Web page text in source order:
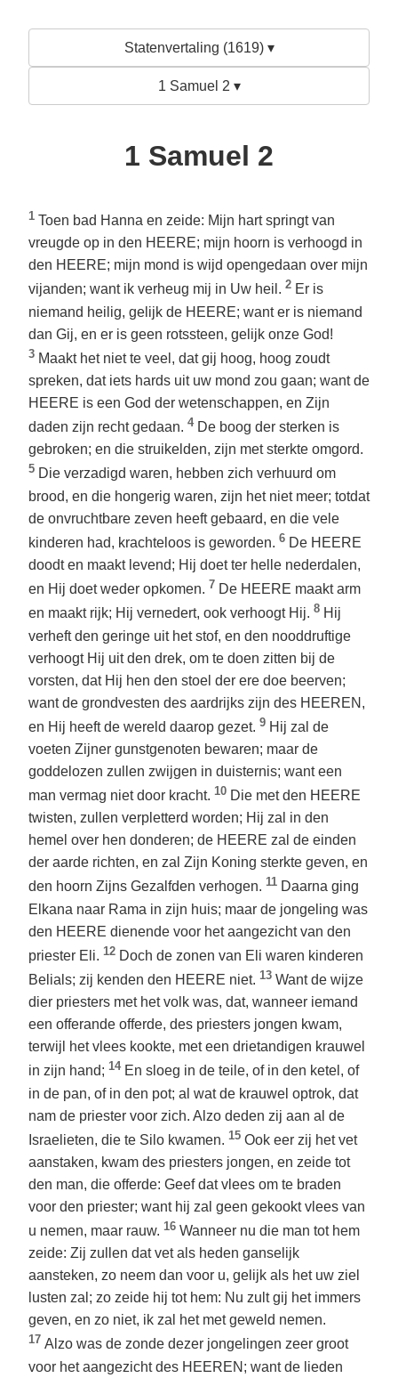
Statenvertaling (1619) ▾
1 Samuel 2 ▾
1 Samuel 2
1 Toen bad Hanna en zeide: Mijn hart springt van
vreugde op in den HEERE; mijn hoorn is verhoogd in
den HEERE; mijn mond is wijd opengedaan over mijn
vijanden; want ik verheug mij in Uw heil. 2 Er is
niemand heilig, gelijk de HEERE; want er is niemand
dan Gij, en er is geen rotssteen, gelijk onze God!
3 Maakt het niet te veel, dat gij hoog, hoog zoudt
spreken, dat iets hards uit uw mond zou gaan; want de
HEERE is een God der wetenschappen, en Zijn
daden zijn recht gedaan. 4 De boog der sterken is
gebroken; en die struikelden, zijn met sterkte omgord.
5 Die verzadigd waren, hebben zich verhuurd om
brood, en die hongerig waren, zijn het niet meer; totdat
de onvruchtbare zeven heeft gebaard, en die vele
kinderen had, krachteloos is geworden. 6 De HEERE
doodt en maakt levend; Hij doet ter helle nederdalen,
en Hij doet weder opkomen. 7 De HEERE maakt arm
en maakt rijk; Hij vernedert, ook verhoogt Hij. 8 Hij
verheft den geringe uit het stof, en den nooddruftige
verhoogt Hij uit den drek, om te doen zitten bij de
vorsten, dat Hij hen den stoel der ere doe beerven;
want de grondvesten des aardrijks zijn des HEEREN,
en Hij heeft de wereld daarop gezet. 9 Hij zal de
voeten Zijner gunstgenoten bewaren; maar de
goddelozen zullen zwijgen in duisternis; want een
man vermag niet door kracht. 10 Die met den HEERE
twisten, zullen verpletterd worden; Hij zal in den
hemel over hen donderen; de HEERE zal de einden
der aarde richten, en zal Zijn Koning sterkte geven, en
den hoorn Zijns Gezalfden verhogen. 11 Daarna ging
Elkana naar Rama in zijn huis; maar de jongeling was
den HEERE dienende voor het aangezicht van den
priester Eli. 12 Doch de zonen van Eli waren kinderen
Belials; zij kenden den HEERE niet. 13 Want de wijze
dier priesters met het volk was, dat, wanneer iemand
een offerande offerde, des priesters jongen kwam,
terwijl het vlees kookte, met een drietandigen krauwel
in zijn hand; 14 En sloeg in de teile, of in den ketel, of
in de pan, of in den pot; al wat de krauwel optrok, dat
nam de priester voor zich. Alzo deden zij aan al de
Israelieten, die te Silo kwamen. 15 Ook eer zij het vet
aanstaken, kwam des priesters jongen, en zeide tot
den man, die offerde: Geef dat vlees om te braden
voor den priester; want hij zal geen gekookt vlees van
u nemen, maar rauw. 16 Wanneer nu die man tot hem
zeide: Zij zullen dat vet als heden ganselijk
aansteken, zo neem dan voor u, gelijk als het uw ziel
lusten zal; zo zeide hij tot hem: Nu zult gij het immers
geven, en zo niet, ik zal het met geweld nemen.
17 Alzo was de zonde dezer jongelingen zeer groot
voor het aangezicht des HEEREN; want de lieden